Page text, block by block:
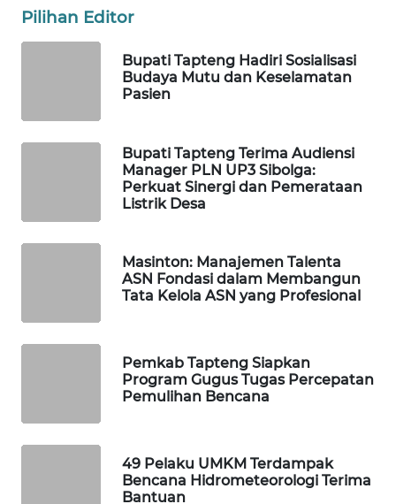
Pilihan Editor
Bupati Tapteng Hadiri Sosialisasi
Budaya Mutu dan Keselamatan
Pasien
Bupati Tapteng Terima Audiensi
Manager PLN UP3 Sibolga:
Perkuat Sinergi dan Pemerataan
Listrik Desa
Masinton: Manajemen Talenta
ASN Fondasi dalam Membangun
Tata Kelola ASN yang Profesional
Pemkab Tapteng Siapkan
Program Gugus Tugas Percepatan
Pemulihan Bencana
49 Pelaku UMKM Terdampak
Bencana Hidrometeorologi Terima
Bantuan
WAHANA
WAHANA
MASYARAKAT
KELISTRIKAN